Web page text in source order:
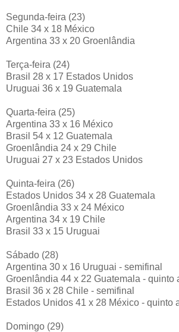
Segunda-feira (23)
Chile 34 x 18 México
Argentina 33 x 20 Groenlândia
Terça-feira (24)
Brasil 28 x 17 Estados Unidos
Uruguai 36 x 19 Guatemala
Quarta-feira (25)
Argentina 33 x 16 México
Brasil 54 x 12 Guatemala
Groenlândia 24 x 29 Chile
Uruguai 27 x 23 Estados Unidos
Quinta-feira (26)
Estados Unidos 34 x 28 Guatemala
Groenlândia 33 x 24 México
Argentina 34 x 19 Chile
Brasil 33 x 15 Uruguai
Sábado (28)
Argentina 30 x 16 Uruguai - semifinal
Groenlândia 44 x 22 Guatemala - quinto
Brasil 36 x 28 Chile - semifinal
Estados Unidos 41 x 28 México - quinto
Domingo (29)